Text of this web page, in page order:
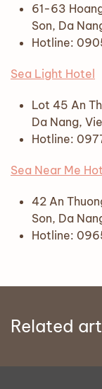
61-63
Son, Da
Hotline:
Sea Light Hotel
Lot 45 An
Da Nang,
Hotline:
Sea Near Me
42 An
Son, Da
Hotline:
Related